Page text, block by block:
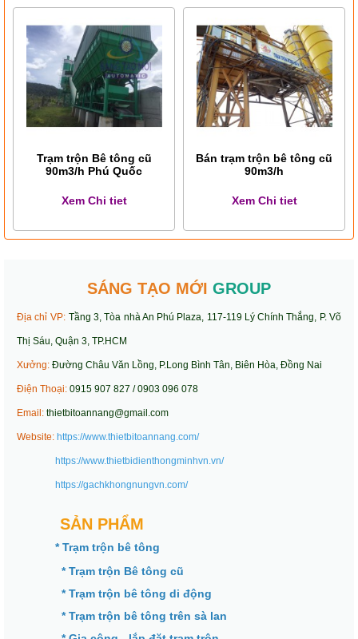
Trạm trộn Bê tông cũ
90m3/h Phú Quốc
Xem Chi tiet
Bán trạm trộn bê tông cũ
90m3/h
Xem Chi tiet
SÁNG TẠO MỚI GROUP
Địa chỉ VP: Tầng 3, Tòa nhà An Phú Plaza, 117-119 Lý Chính Thắng, P. Võ
Thị Sáu, Quận 3, TP.HCM
Xưởng: Đường Châu Văn Lồng, P.Long Bình Tân, Biên Hòa, Đồng Nai
Điện Thoại: 0915 907 827 / 0903 096 078
Email: thietbitoannang@gmail.com
Website: https://www.thietbitoannang.com/
https://www.thietbidienthongminhvn.vn/
https://gachkhongnungvn.com/
SẢN PHẨM
* Trạm trộn bê tông
* Trạm trộn Bê tông cũ
* Trạm trộn bê tông di động
* Trạm trộn bê tông trên sà lan